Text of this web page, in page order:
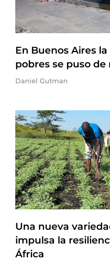
En Buenos Aires
pobres se puso de
Daniel Gutman
Una nueva
impulsa la
África